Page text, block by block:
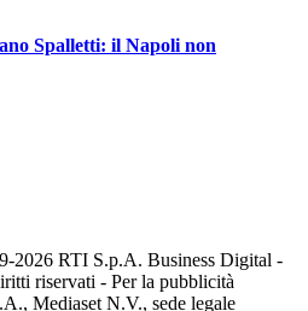
Spalletti: il Napoli non
2026 RTI S.p.A. Business Digital -
riservati - Per la pubblicità
Mediaset N.V., sede legale